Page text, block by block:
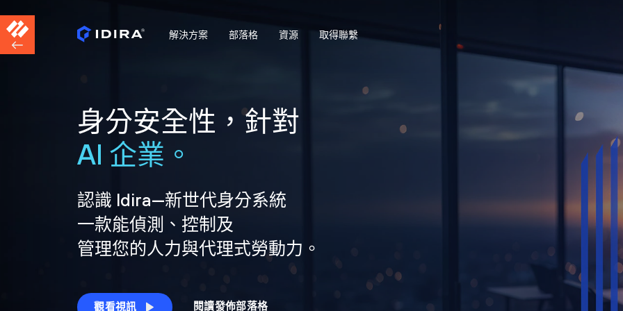
解決方案 部落格 資源 取得聯繫
身分安全性，針對
AI 企業。
認識 Idira—新世代身分系統
一款能偵測、控制及
管理您的人力與代理式勞動力。
觀看視訊 閱讀發佈部落格